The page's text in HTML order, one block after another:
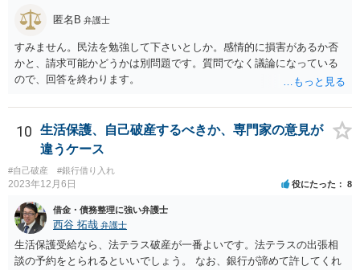
匿名B 弁護士
すみません。民法を勉強して下さいとしか。感情的に損害があるか否
かと、請求可能かどうかは別問題です。質問でなく議論になっている
ので、回答を終わります。
10
生活保護、自己破産するべきか、専門家の意見が
違うケース
#自己破産 #銀行借り入れ
2023年12月6日 役にたった 8
借金・債務整理に強い弁護士
西谷 拓哉 弁護士
生活保護受給なら、法テラス破産が一番よいです。法テラスの出張相
談の予約をとられるといいでしょう。 なお、銀行が諦めて許してくれ